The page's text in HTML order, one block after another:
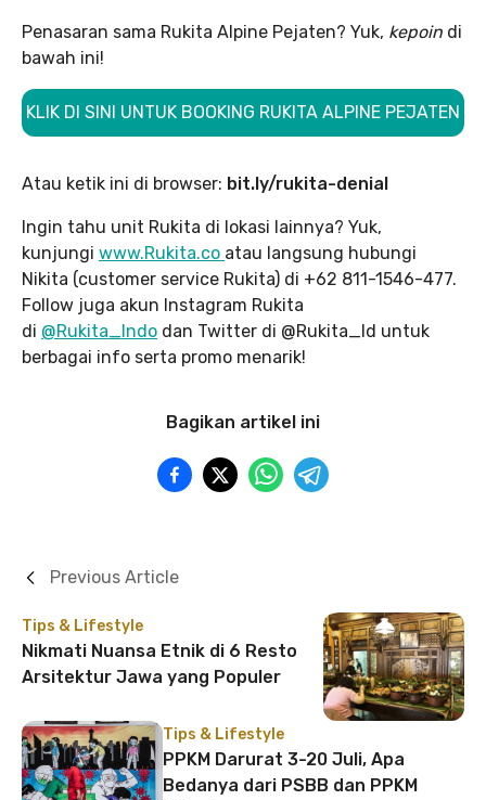
Penasaran sama Rukita Alpine Pejaten? Yuk, kepoin di
bawah ini!
KLIK DI SINI UNTUK BOOKING RUKITA ALPINE PEJATEN
Atau ketik ini di browser: bit.ly/rukita-denial
Ingin tahu unit Rukita di lokasi lainnya? Yuk,
kunjungi www.Rukita.co atau langsung hubungi
Nikita (customer service Rukita) di +62 811-1546-477.
Follow juga akun Instagram Rukita
di @Rukita_Indo dan Twitter di @Rukita_Id untuk
berbagai info serta promo menarik!
Bagikan artikel ini
Tips & Lifestyle
Nikmati Nuansa Etnik di 6 Resto
Arsitektur Jawa yang Populer
Previous Article
Tips & Lifestyle
PPKM Darurat 3-20 Juli, Apa
Bedanya dari PSBB dan PPKM